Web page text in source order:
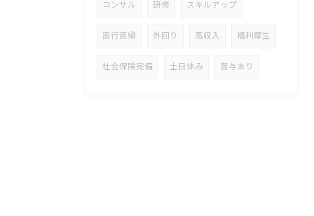
コンサル 研修 スキルアップ
直行直帰 外回り 高収入 福利厚生
社会保険完備 土日休み 賞与あり